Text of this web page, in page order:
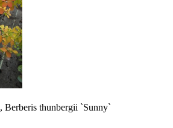
, Berberis thunbergii `Sunny`